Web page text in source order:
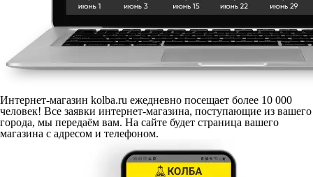
Интернет-магазин kolba.ru ежедневно посещает более 10 000
человек! Все заявки интернет-магазина, поступающие из вашего
города, мы передаём вам. На сайте будет страница вашего
магазина с адресом и телефоном.